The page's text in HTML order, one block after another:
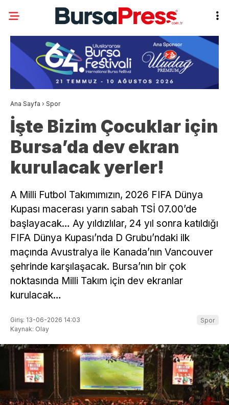
Ana Sayfa › Spor
İşte Bizim Çocuklar için
Bursa’da dev ekran
kurulacak yerler!
A Milli Futbol Takımımızın, 2026 FIFA Dünya
Kupası macerası yarın sabah TSİ 07.00’de
başlayacak… Ay yıldızlılar, 24 yıl sonra katıldığı
FIFA Dünya Kupası’nda D Grubu’ndaki ilk
maçında Avustralya ile Kanada’nın Vancouver
şehrinde karşılaşacak. Bursa’nın bir çok
noktasında Milli Takım için dev ekranlar
kurulacak…
Giriş: 13-06-2026 14:03
Kaynak: Olay
Spor